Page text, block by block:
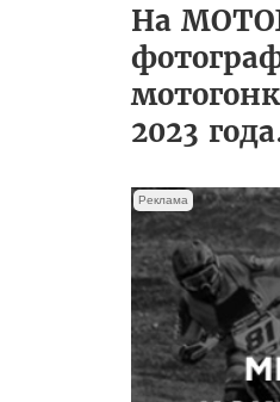
На
2023
Реклама